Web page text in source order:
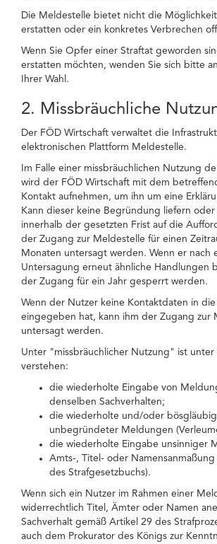
Die Meldestelle bietet nicht die
erstatten oder ein konkretes Verbrechen
Wenn Sie Opfer einer Straftat geworden
erstatten möchten, wenden Sie sich bitte
Ihrer Wahl.
2. Missbräuchliche
Der FÖD Wirtschaft verwaltet die
elektronischen Plattform Meldestelle.
Im Falle einer missbräuchlichen Nutzung
wird der FÖD Wirtschaft mit dem
Kontakt aufnehmen, um ihn um eine
Kann dieser keine Begründung liefern
innerhalb der gesetzten Frist auf die
der Zugang zur Meldestelle für einen
Monaten untersagt werden. Wenn er nach
Untersagung erneut ähnliche Handlungen
der Zugang für ein Jahr gesperrt werden.
Wenn der Nutzer keine Kontaktdaten in
eingegeben hat, kann ihm der Zugang zur
untersagt werden.
Unter "missbräuchlicher Nutzung" ist unter
verstehen:
die wiederholte Eingabe von
denselben Sachverhalten;
die wiederholte und/oder
unbegründeter Meldungen
die wiederholte Eingabe unsinniger
Amts-, Titel- oder
des Strafgesetzbuchs).
Wenn sich ein Nutzer im Rahmen einer
widerrechtlich Titel, Ämter oder Namen
Sachverhalt gemäß Artikel 29 des
auch dem Prokurator des Königs zur